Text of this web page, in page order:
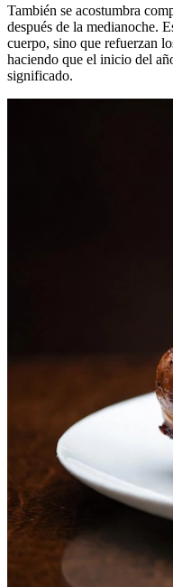
También se acostumbra
después de la medianoche.
cuerpo, sino que refuerzan
haciendo que el inicio del
significado.